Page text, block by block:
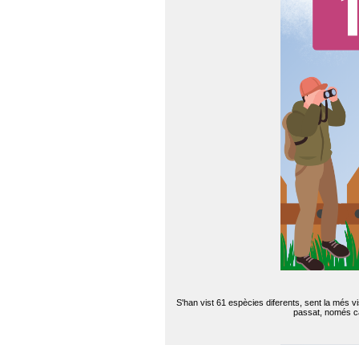
S'han vist 61 espècies diferents, sent la més
passat, només